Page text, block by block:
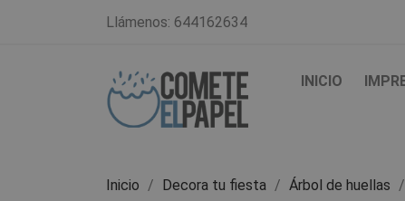
Llámenos: 644162634
INICIO
Inicio Decora tu fiesta Árbol de huellas